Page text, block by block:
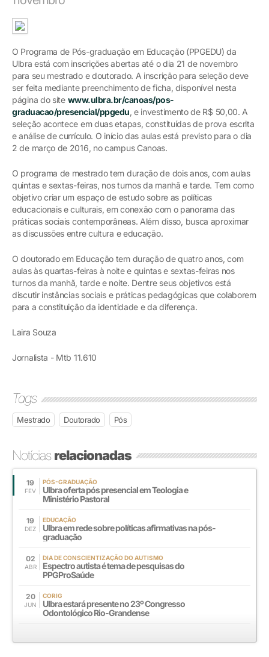
O Programa de Pós-graduação em Educação (PPGEDU) da
Ulbra está com inscrições abertas até o dia 21 de novembro
para seu mestrado e doutorado. A inscrição para seleção deve
ser feita mediante preenchimento de ficha, disponível nesta
página do site www.ulbra.br/canoas/pos-
graduacao/presencial/ppgedu, e investimento de R$ 50,00. A
seleção acontece em duas etapas, constituídas de prova escrita
e análise de currículo. O início das aulas está previsto para o dia
2 de março de 2016, no campus Canoas.
O programa de mestrado tem duração de dois anos, com aulas
quintas e sextas-feiras, nos turnos da manhã e tarde. Tem como
objetivo criar um espaço de estudo sobre as políticas
educacionais e culturais, em conexão com o panorama das
práticas sociais contemporâneas. Além disso, busca aproximar
as discussões entre cultura e educação.
O doutorado em Educação tem duração de quatro anos, com
aulas às quartas-feiras à noite e quintas e sextas-feiras nos
turnos da manhã, tarde e noite. Dentre seus objetivos está
discutir instâncias sociais e práticas pedagógicas que colaborem
para a constituição da identidade e da diferença.
Laira Souza
Jornalista - Mtb 11.610
Tags
Mestrado Doutorado Pós
Notíciasrelacionadas
19
FEV
PÓS-GRADUAÇÃO
Ulbra oferta pós presencial em Teologia e
Ministério Pastoral
19
DEZ
EDUCAÇÃO
Ulbra em rede sobre políticas afirmativas na pós-
graduação
02
ABR
DIA DE CONSCIENTIZAÇÃO DO AUTISMO
Espectro autista é tema de pesquisas do
PPGProSaúde
20
JUN
CORIG
Ulbra estará presente no 23º Congresso
Odontológico Rio-Grandense